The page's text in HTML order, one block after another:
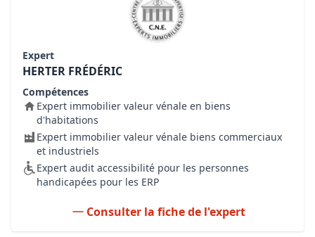
Expert
HERTER FRÉDÉRIC
Compétences
Expert immobilier valeur vénale en biens
d'habitations
Expert immobilier valeur vénale biens commerciaux
et industriels
Expert audit accessibilité pour les personnes
handicapées pour les ERP
Consulter la fiche de l'expert